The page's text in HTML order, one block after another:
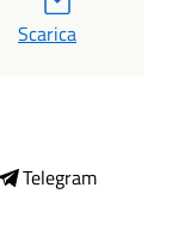
Scarica
Telegram